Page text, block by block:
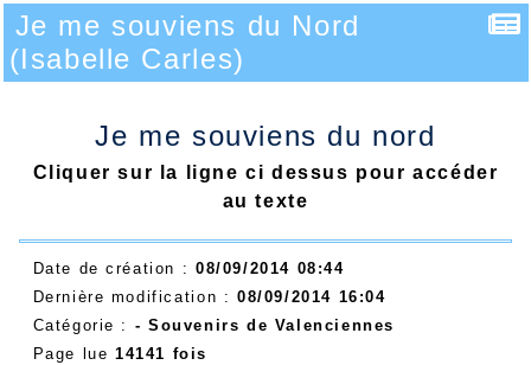
Je me souviens du Nord
(Isabelle Carles)
Je me souviens du nord
Cliquer sur la ligne ci dessus pour accéder
au texte
Date de création : 08/09/2014 08:44
Dernière modification : 08/09/2014 16:04
Catégorie : - Souvenirs de Valenciennes
Page lue 14141 fois